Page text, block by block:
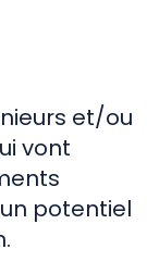
et/ou
vont
potentiel